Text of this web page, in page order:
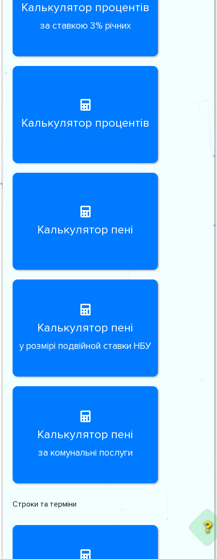
Калькулятор процентів
за ставкою 3% річних
Калькулятор процентів
Калькулятор пені
Калькулятор пені
у розмірі подвійной ставки НБУ
Калькулятор пені
за комунальні послуги
Строки та терміни